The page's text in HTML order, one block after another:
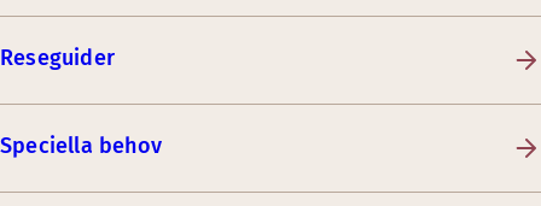
Reseguider
Speciella behov